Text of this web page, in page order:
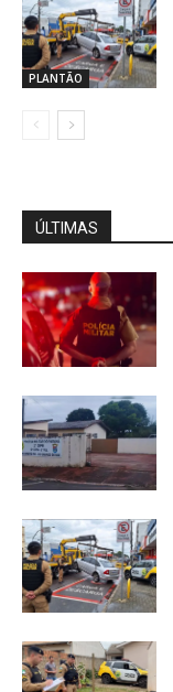
PLANTÃO
ÚLTIMAS